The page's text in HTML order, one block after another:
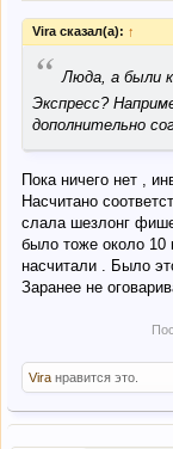
Vira сказал(а): ↑
“ Люда, а были
Экспресс?
дополнительно
Пока ничего нет ,
Насчитано
слала шезлонг
было тоже около 10
насчитали . Было
Заранее не
Vira нравится это.